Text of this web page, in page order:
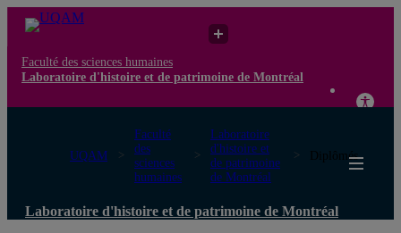
Faculté des sciences humaines
Laboratoire d'histoire et de patrimoine de Montréal
UQAM
Faculté
des
sciences
humaines
Laboratoire
d'histoire et
de patrimoine
de Montréal
Diplômés
Laboratoire d'histoire et de patrimoine de Montréal